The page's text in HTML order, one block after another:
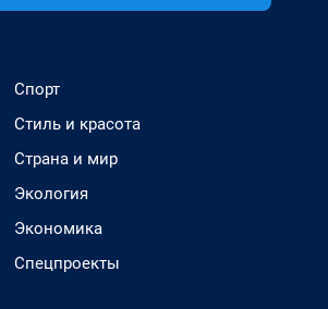
Спорт
Стиль и красота
Страна и мир
Экология
Экономика
Спецпроекты